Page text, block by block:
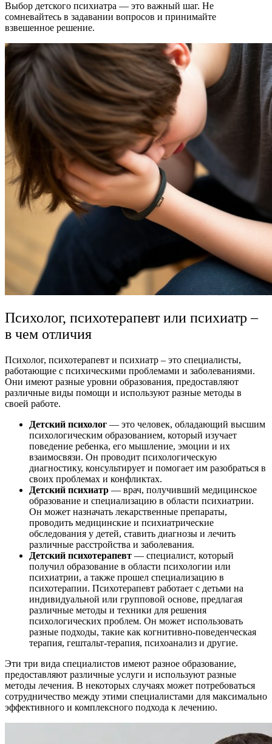
Выбор детского психиатра — это важный шаг. Не
сомневайтесь в задавании вопросов и принимайте
взвешенное решение.
Психолог, психотерапевт или психиатр –
в чем отличия
Психолог, психотерапевт и психиатр – это специалисты,
работающие с психическими проблемами и заболеваниями.
Они имеют разные уровни образования, предоставляют
различные виды помощи и используют разные методы в
своей работе.
Детский психолог — это человек, обладающий высшим
психологическим образованием, который изучает
поведение ребенка, его мышление, эмоции и их
взаимосвязи. Он проводит психологическую
диагностику, консультирует и помогает им разобраться в
своих проблемах и конфликтах.
Детский психиатр — врач, получивший медицинское
образование и специализацию в области психиатрии.
Он может назначать лекарственные препараты,
проводить медицинские и психиатрические
обследования у детей, ставить диагнозы и лечить
различные расстройства и заболевания.
Детский психотерапевт — специалист, который
получил образование в области психологии или
психиатрии, а также прошел специализацию в
психотерапии. Психотерапевт работает с детьми на
индивидуальной или групповой основе, предлагая
различные методы и техники для решения
психологических проблем. Он может использовать
разные подходы, такие как когнитивно-поведенческая
терапия, гештальт-терапия, психоанализ и другие.
Эти три вида специалистов имеют разное образование,
предоставляют различные услуги и используют разные
методы лечения. В некоторых случаях может потребоваться
сотрудничество между этими специалистами для максимально
эффективного и комплексного подхода к лечению.